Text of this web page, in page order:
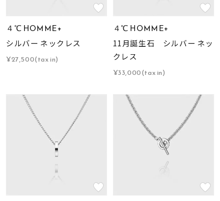
４℃ HOMME+
シルバー ネックレス
¥27,500(tax in)
４℃ HOMME+
11月誕生石 シルバー ネッ
クレス
¥33,000(tax in)